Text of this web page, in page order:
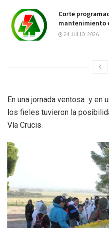
Corte
mantenimiento
24 JULIO, 2026
En una jornada ventosa y en
los fieles tuvieron la
Vía Crucis.